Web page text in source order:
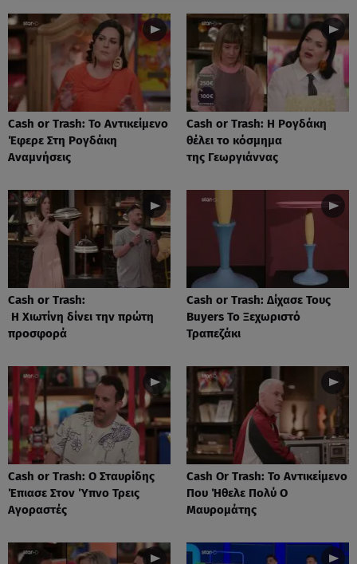
Cash or Trash: Το Αντικείμενο
Έφερε Στη Ρογδάκη
Αναμνήσεις
Cash or Trash: Η Ρογδάκη
θέλει το κόσμημα
της Γεωργιάννας
Cash or Trash:
Η Χιωτίνη δίνει την πρώτη
προσφορά
Cash or Trash: Δίχασε Τους
Buyers Το Ξεχωριστό
Τραπεζάκι
Cash or Trash: Ο Σταυρίδης
Έπιασε Στον Ύπνο Τρεις
Αγοραστές
Cash Or Trash: Το Αντικείμενο
Που Ήθελε Πολύ Ο
Μαυρομάτης